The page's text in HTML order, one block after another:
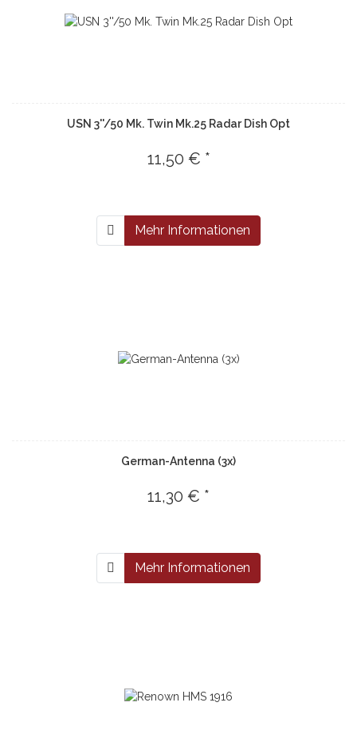
USN 3''/50 Mk. Twin Mk.25 Radar Dish Opt
11,50 € *
Mehr Informationen
German-Antenna (3x)
11,30 € *
Mehr Informationen